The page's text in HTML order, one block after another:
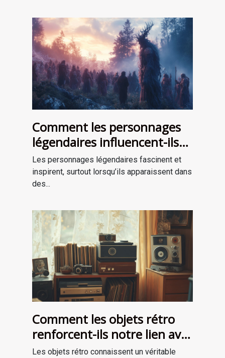
Comment les personnages
légendaires influencent-ils
les récits de survie ?
Les personnages légendaires fascinent et
inspirent, surtout lorsqu’ils apparaissent dans
des...
Comment les objets rétro
renforcent-ils notre lien avec
le passé?
Les objets rétro connaissent un véritable